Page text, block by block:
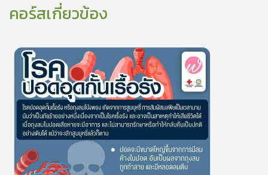
คอร์สเกี่ยวข้อง
0 lesson 0m
โรคปอดอุดกั้นเรื้อรัง
0.0(0rating)
moreDetails